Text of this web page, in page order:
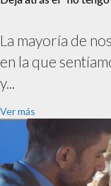
La mayoría de
en la que
y...
Ver más